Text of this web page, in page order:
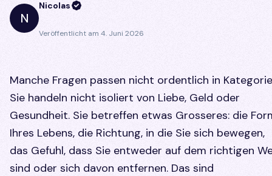
N
Nicolas
Veröffentlicht am 4. Juni 2026
Manche Fragen passen nicht ordentlich in
Sie handeln nicht isoliert von Liebe, Geld oder
Gesundheit. Sie betreffen etwas Grosseres: die
Ihres Lebens, die Richtung, in die Sie sich bewegen,
das Gefuhl, dass Sie entweder auf dem richtigen
sind oder sich davon entfernen. Das sind